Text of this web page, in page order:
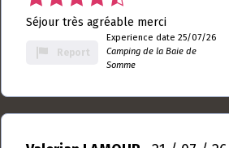
9
rating
Somme
Valerian LAMOUR 21 / 07 / 26
5.0